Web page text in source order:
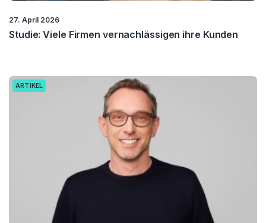
27. April 2026
Studie: Viele Firmen vernachlässigen ihre Kunden
ARTIKEL